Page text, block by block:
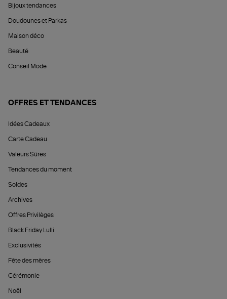
Bijoux tendances
Doudounes et Parkas
Maison déco
Beauté
Conseil Mode
OFFRES ET TENDANCES
Idées Cadeaux
Carte Cadeau
Valeurs Sûres
Tendances du moment
Soldes
Archives
Offres Privilèges
Black Friday Lulli
Exclusivités
Fête des mères
Cérémonie
Noël